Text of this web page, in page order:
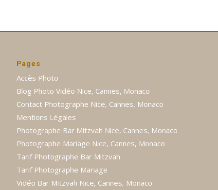
Pages
Accès Photo
Blog Photo Vidéo Nice, Cannes, Monaco
Contact Photographe Nice, Cannes, Monaco
Mentions Légales
Photographe Bar Mitzvah Nice, Cannes, Monaco
Photographe Mariage Nice, Cannes, Monaco
Tarif Photographe Bar Mitzvah
Tarif Photographe Mariage
Vidéo Bar Mitzvah Nice, Cannes, Monaco